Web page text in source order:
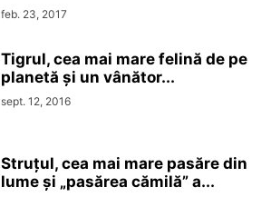
feb. 23, 2017
Tigrul, cea mai mare felină de pe
planetă și un vânător...
sept. 12, 2016
Struțul, cea mai mare pasăre din
lume și „pasărea cămilă” a...